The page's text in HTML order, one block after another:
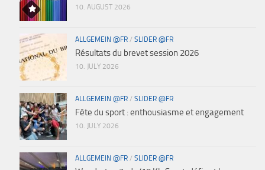
10. AUGUST 2026
ALLGEMEIN @FR / SLIDER @FR
Résultats du brevet session 2026
10. JULY 2026
ALLGEMEIN @FR / SLIDER @FR
Fête du sport : enthousiasme et engagement
10. JULY 2026
ALLGEMEIN @FR / SLIDER @FR